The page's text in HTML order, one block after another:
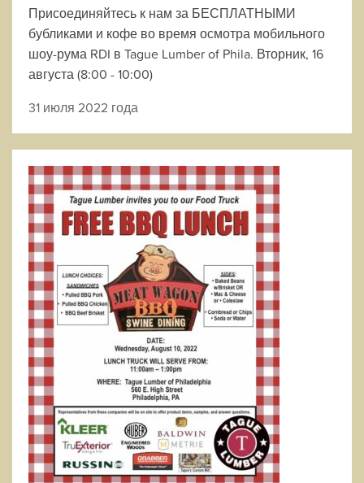
Присоединяйтесь к нам за БЕСПЛАТНЫМИ
бубликами и кофе во время осмотра мобильного
шоу-рума RDI в Tague Lumber of Phila. Вторник, 16
августа (8:00 - 10:00)
31 июля 2022 года